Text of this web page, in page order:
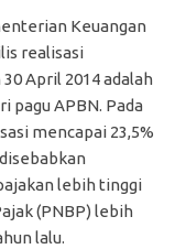
Keuangan
realisasi
April 2014 adalah
pagu APBN. Pada
mencapai 23,5%
lebih tinggi
(PNBP) lebih
lalu.